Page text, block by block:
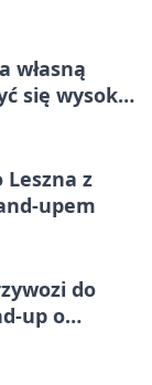
własną
się wysoką
Leszna z
upem
do
up o